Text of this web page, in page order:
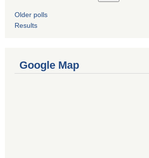
Older polls
Results
Google Map